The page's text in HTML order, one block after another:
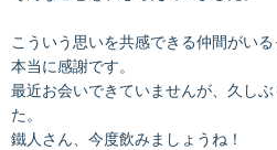
こういう思いを共感できる仲間がいる
本当に感謝です。
最近お会いできていませんが、久し
た。
鐵人さん、今度飲みましょうね！